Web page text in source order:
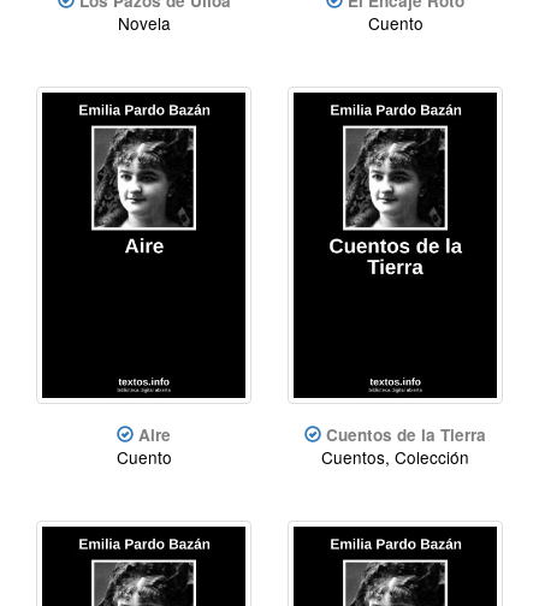
Novela Cuento
Aire
Cuento
Cuentos de la Tierra
Cuentos, Colección